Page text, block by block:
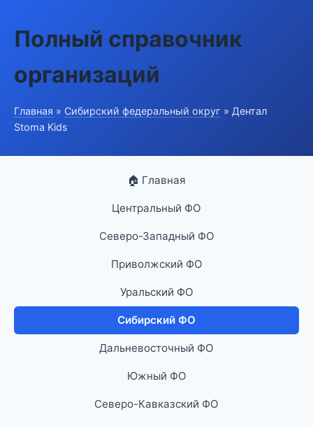
Полный справочник
организаций
Главная » Сибирский федеральный округ » Дентал
Stoma Kids
🏠 Главная
Центральный ФО
Северо-Западный ФО
Приволжский ФО
Уральский ФО
Сибирский ФО
Дальневосточный ФО
Южный ФО
Северо-Кавказский ФО